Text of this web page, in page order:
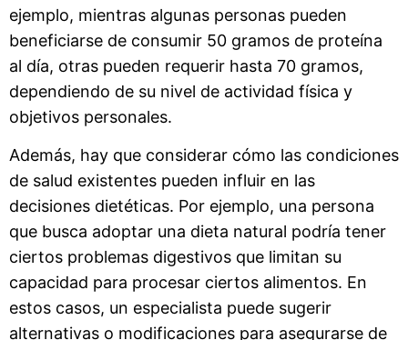
ejemplo, mientras algunas personas pueden
beneficiarse de consumir 50 gramos de proteína
al día, otras pueden requerir hasta 70 gramos,
dependiendo de su nivel de actividad física y
objetivos personales.
Además, hay que considerar cómo las condiciones
de salud existentes pueden influir en las
decisiones dietéticas. Por ejemplo, una persona
que busca adoptar una dieta natural podría tener
ciertos problemas digestivos que limitan su
capacidad para procesar ciertos alimentos. En
estos casos, un especialista puede sugerir
alternativas o modificaciones para asegurarse de